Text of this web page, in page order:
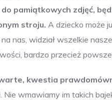
pamiątkowych zdjęć,
stroju. A dziecko może
nas, widział wszelkie
bardzo przecież
kwestia
Nie wmawiamy im takich